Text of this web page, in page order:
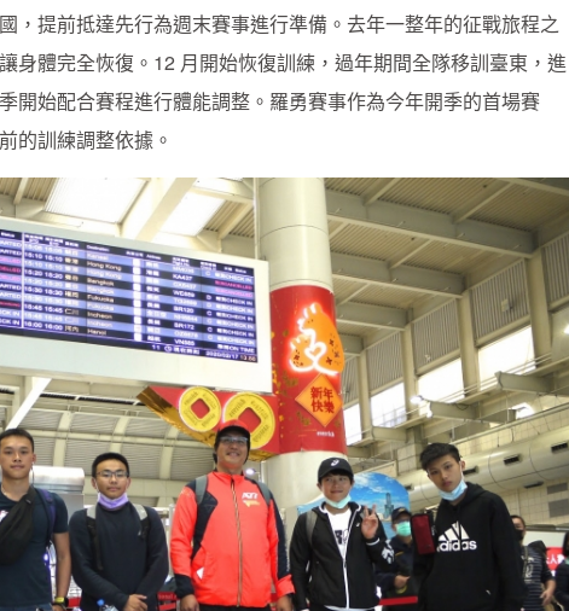
，提前抵達先行為週末賽事進行準備。去年一整年的征戰旅程之
身體完全恢復。12 月開始恢復訓練，過年期間全隊移訓臺東，進
開始配合賽程進行體能調整。羅勇賽事作為今年開季的首場賽
的訓練調整依據。